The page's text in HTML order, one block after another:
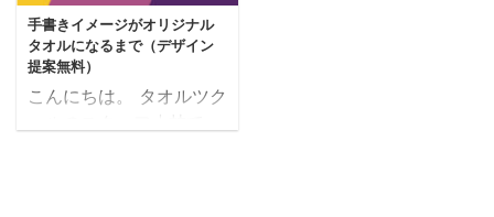
ルを製作する場合、よく
熨斗包装が選ばれます。
...
意味が分かりませんよ
ね。 今治タオルタグ 今
治タオルブランド商品認
定マーク の違いをご紹介
手書きイメージがオリジナル
タオルになるまで（デザイン
提案無料）
こんにちは。 タオルツク